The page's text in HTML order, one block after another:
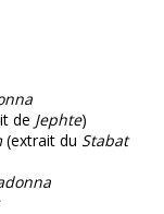
de Jephte)
(extrait du Stabat